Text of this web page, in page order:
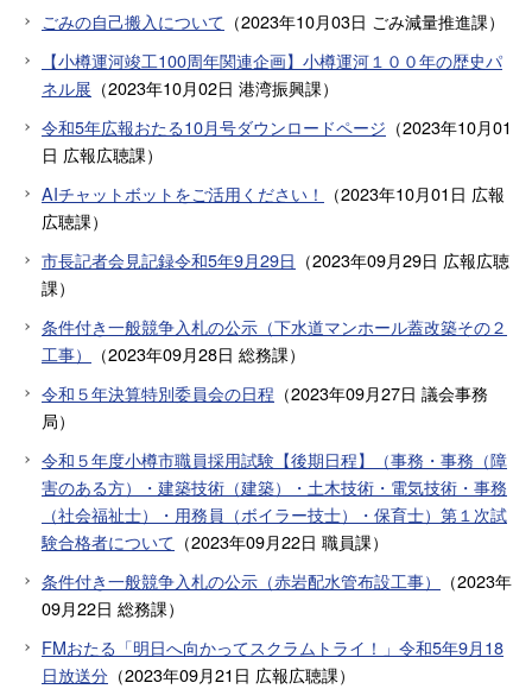
ごみの自己搬入について （2023年10月03日 ごみ減量推進課）
【小樽運河竣工100周年関連企画】小樽運河１００年の歴史パ
ネル展 （2023年10月02日 港湾振興課）
令和5年広報おたる10月号ダウンロードページ （2023年10月01
日 広報広聴課）
AIチャットボットをご活用ください！
（2023年10月01日 広報
広聴課）
市長記者会見記録令和5年9月29日 （2023年09月29日 広報広聴
課）
条件付き一般競争入札の公示（下水道マンホール蓋改築その２
工事）
（2023年09月28日 総務課）
令和５年決算特別委員会の日程 （2023年09月27日 議会事務
局）
令和５年度小樽市職員採用試験【後期日程】（事務・事務（障
害のある方）・建築技術（建築）・土木技術・電気技術・事務
（社会福祉士）・用務員（ボイラー技士）・保育士）第１次試
験合格者について （2023年09月22日 職員課）
条件付き一般競争入札の公示（赤岩配水管布設工事）
（2023年
09月22日 総務課）
FMおたる「明日へ向かってスクラムトライ！」令和5年9月18
日放送分 （2023年09月21日 広報広聴課）